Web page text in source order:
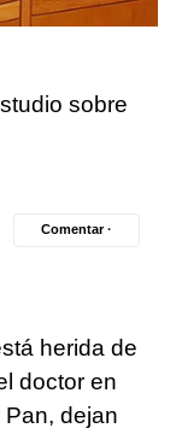
sobre
Comentar ·
herida de
doctor en
dejan